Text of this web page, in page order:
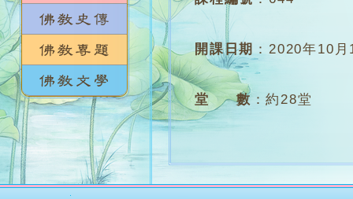
開課日期 ：2020年10月
堂 數：約28堂